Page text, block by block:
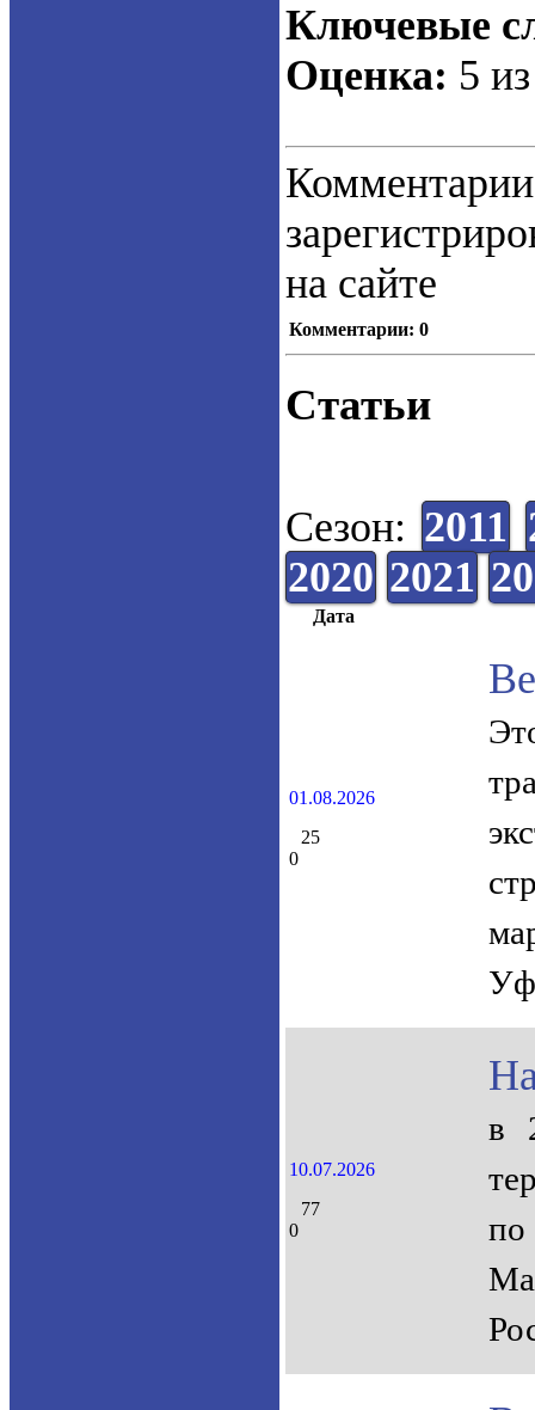
Ключевые
Оценка: 5
на сайте
Комментарии: 0
Статьи
Сезон: 2011
2020 2021
Дата
01.08.2026
25
0
10.07.2026
77
0
в